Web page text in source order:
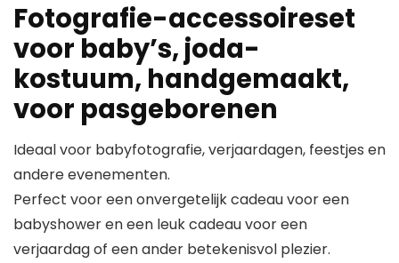
Fotografie-accessoireset
voor baby’s, joda-
kostuum, handgemaakt,
voor pasgeborenen
Ideaal voor babyfotografie, verjaardagen, feestjes en
andere evenementen.
Perfect voor een onvergetelijk cadeau voor een
babyshower en een leuk cadeau voor een
verjaardag of een ander betekenisvol plezier.